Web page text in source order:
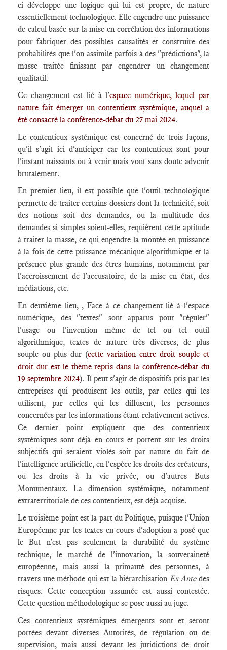
ci développe une logique qui lui est propre, de nature
essentiellement technologique. Elle engendre une puissance
de calcul basée sur la mise en corrélation des informations
pour fabriquer des possibles causalités et construire des
probabilités que l'on assimile parfois à des "prédictions", la
masse traitée finissant par engendrer un changement
qualitatif.
Ce changement est lié à l'espace numérique, lequel par
nature fait émerger un contentieux systémique, auquel a
été consacré la conférence-débat du 27 mai 2024.
Le contentieux systémique est concerné de trois façons,
qu'il s'agit ici d'anticiper car les contentieux sont pour
l'instant naissants ou à venir mais vont sans doute advenir
brutalement.
En premier lieu, il est possible que l'outil technologique
permette de traiter certains dossiers dont la technicité, soit
des notions soit des demandes, ou la multitude des
demandes si simples soient-elles, requièrent cette aptitude
à traiter la masse, ce qui engendre la montée en puissance
à la fois de cette puissance mécanique algorithmique et la
présence plus grande des êtres humains, notamment par
l'accroissement de l'accusatoire, de la mise en état, des
médiations, etc.
En deuxième lieu, , Face à ce changement lié à l'espace
numérique, des "textes" sont apparus pour "réguler"
l'usage ou l'invention même de tel ou tel outil
algorithmique, textes de nature très diverses, de plus
souple ou plus dur (cette variation entre droit souple et
droit dur est le thème repris dans la conférence-débat du
19 septembre 2024). Il peut s'agir de dispositifs pris par les
entreprises qui produisent les outils, par celles qui les
utilisent, par celles qui les diffusent, les personnes
concernées par les informations étant relativement actives.
Ce dernier point expliquent que des contentieux
systémiques sont déjà en cours et portent sur les droits
subjectifs qui seraient violés soit par nature du fait de
l'intelligence artificielle, en l'espèce les droits des créateurs,
ou les droits à la vie privée, ou d'autres Buts
Monumentaux. La dimension systémique, notamment
extraterritoriale de ces contentieux, est déjà acquise.
Le troisième point est la part du Politique, puisque l'Union
Européenne par les textes en cours d'adoption a posé que
le But n'est pas seulement la durabilité du système
technique, le marché de l'innovation, la souveraineté
européenne, mais aussi la primauté des personnes, à
travers une méthode qui est la hiérarchisation Ex Antedes
risques. Cette conception assumée est aussi contestée.
Cette question méthodologique se pose aussi au juge.
Ces contentieux systémiques émergents sont et seront
portées devant diverses Autorités, de régulation ou de
supervision, mais aussi devant les juridictions de droit